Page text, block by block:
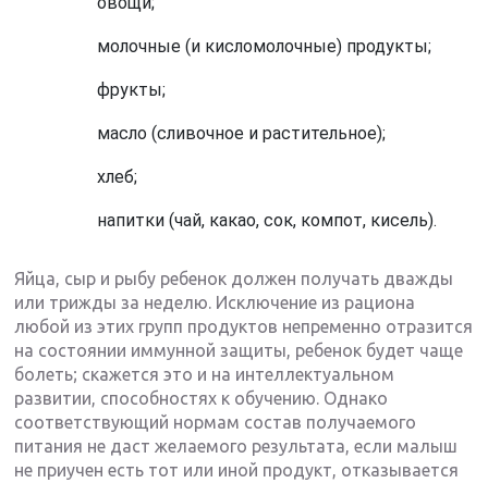
молочные (и кисломолочные) продукты;
фрукты;
масло (сливочное и растительное);
хлеб;
напитки (чай, какао, сок, компот, кисель).
Яйца, сыр и рыбу ребенок должен получать дважды
или трижды за неделю. Исключение из рациона
любой из этих групп продуктов непременно отразится
на состоянии иммунной защиты, ребенок будет чаще
болеть; скажется это и на интеллектуальном
развитии, способностях к обучению. Однако
соответствующий нормам состав получаемого
питания не даст желаемого результата, если малыш
не приучен есть тот или иной продукт, отказывается